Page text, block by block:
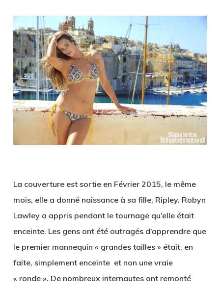
La couverture est sortie en Février 2015, le même
mois, elle a donné naissance à sa fille, Ripley. Robyn
Lawley a appris pendant le tournage qu’elle était
enceinte. Les gens ont été outragés d’apprendre que
le premier mannequin « grandes tailles » était, en
faite, simplement enceinte et non une vraie
« ronde ». De nombreux internautes ont remonté